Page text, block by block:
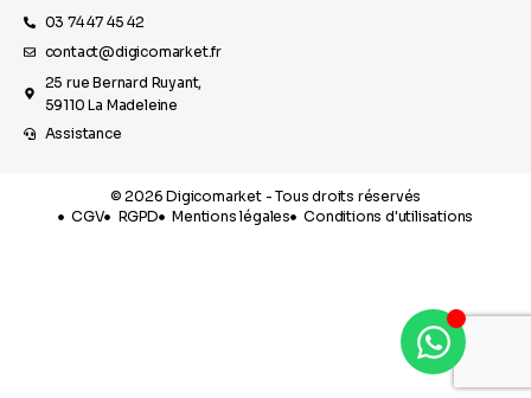
03 74 47 45 42
contact@digicomarket.fr
25 rue Bernard Ruyant,
59110 La Madeleine
Assistance
© 2026 Digicomarket - Tous droits réservés
CGV
RGPD Mentions légales Conditions d'utilisations